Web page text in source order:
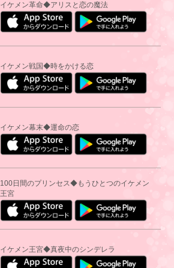
イケメン革命◆アリスと恋の魔法
イケメン戦国◆時をかける恋
イケメン幕末◆運命の恋
100日間のプリンセス◆もうひとつのイケメン
王宮
イケメン王宮◆真夜中のシンデレラ